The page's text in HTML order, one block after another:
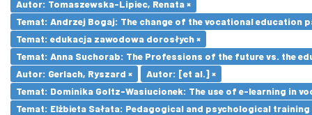
Autor: Tomaszewska-Lipiec, Renata ×
Temat: Andrzej Bogaj: The change of the vocational education
Temat: edukacja zawodowa dorosłych ×
Temat: Anna Suchorab: The Professions of the future vs. the
Autor: Gerlach, Ryszard ×
Autor: [et al.] ×
Temat: Dominika Goltz-Wasiucionek: The use of e-learning in
Temat: Elżbieta Sałata: Pedagogical and psychological